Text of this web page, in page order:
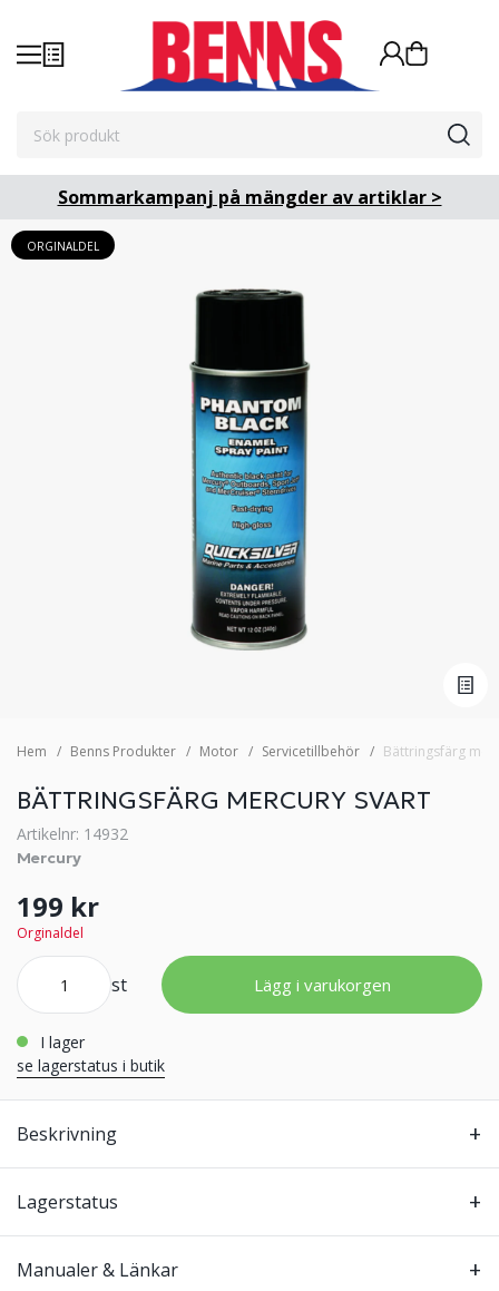
Sommarkampanj på mängder av artiklar >
ORGINALDEL
Hem Benns Produkter Motor Servicetillbehör Bättringsfärg
BÄTTRINGSFÄRG MERCURY SVART
Artikelnr: 14932
Mercury
199 kr
Orginaldel
st Lägg i varukorgen
i lager
se lagerstatus i butik
Beskrivning
Lagerstatus
Manualer & Länkar